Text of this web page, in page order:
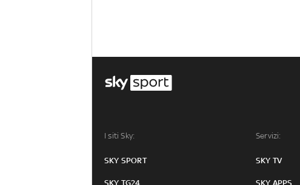
I siti Sky:
SKY SPORT
SKY TG24
Servizi:
SKY TV
SKY APPS